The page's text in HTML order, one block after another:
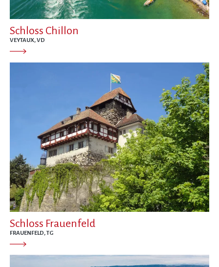
Schloss Chillon
VEYTAUX, VD
Schloss Frauenfeld
FRAUENFELD, TG